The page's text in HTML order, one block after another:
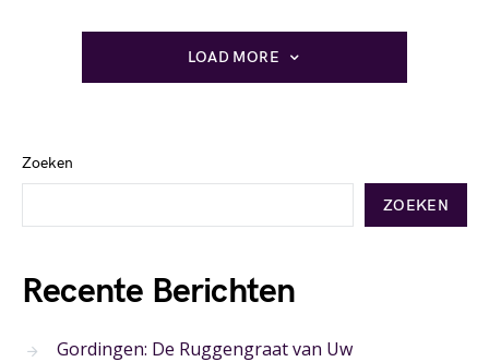
LOAD MORE
Zoeken
ZOEKEN
Recente Berichten
Gordingen: De Ruggengraat van Uw